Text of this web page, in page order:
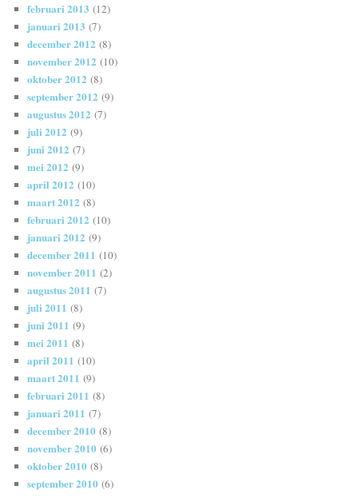
februari 2013 (12)
januari 2013 (7)
december 2012 (8)
november 2012 (10)
oktober 2012 (8)
september 2012 (9)
augustus 2012 (7)
juli 2012 (9)
juni 2012 (7)
mei 2012 (9)
april 2012 (10)
maart 2012 (8)
februari 2012 (10)
januari 2012 (9)
december 2011 (10)
november 2011 (2)
augustus 2011 (7)
juli 2011 (8)
juni 2011 (9)
mei 2011 (8)
april 2011 (10)
maart 2011 (9)
februari 2011 (8)
januari 2011 (7)
december 2010 (8)
november 2010 (6)
oktober 2010 (8)
september 2010 (6)